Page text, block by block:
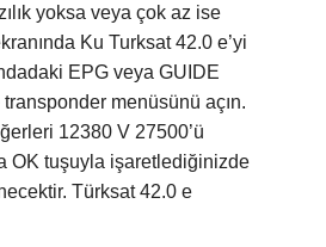
yoksa veya çok az ise
Ku Turksat 42.0 e’yi
EPG veya GUIDE
menüsünü açın.
12380 V 27500’ü
OK tuşuyla işaretlediğinizde
Türksat 42.0 e